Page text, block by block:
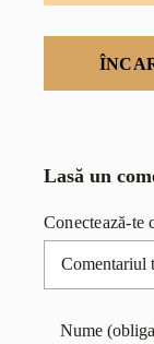
Lasă un
Conectează-te
Comentariu